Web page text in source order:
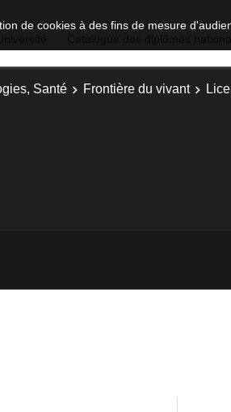
de cookies à des fins de mesure
Santé Frontière du vivant